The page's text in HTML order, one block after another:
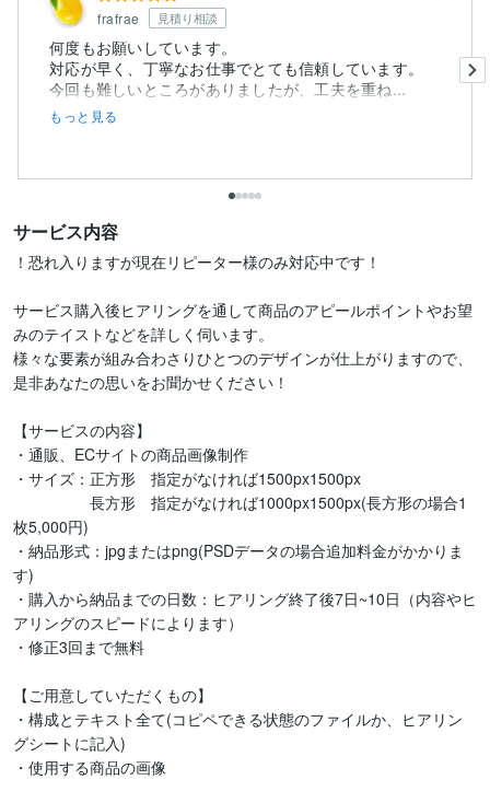
frafrae 見積り相談
何度もお願いしています。
対応が早く、丁寧なお仕事でとても信頼しています。
今回も難しいところがありましたが、工夫を重ね...
もっと見る
サービス内容
！恐れ入りますが現在リピーター様のみ対応中です！
サービス購入後ヒアリングを通して商品のアピールポイントやお望
みのテイストなどを詳しく伺います。
様々な要素が組み合わさりひとつのデザインが仕上がりますので、
是非あなたの思いをお聞かせください！
【サービスの内容】
・通販、ECサイトの商品画像制作
・サイズ：正方形　指定がなければ1500px1500px
長方形　指定がなければ1000px1500px(長方形の場合1
枚5,000円)
・納品形式：jpgまたはpng(PSDデータの場合追加料金がかかりま
す)
・購入から納品までの日数：ヒアリング終了後7日~10日（内容やヒ
アリングのスピードによります）
・修正3回まで無料
【ご用意していただくもの】
・構成とテキスト全て(コピペできる状態のファイルか、ヒアリン
グシートに記入)
・使用する商品の画像